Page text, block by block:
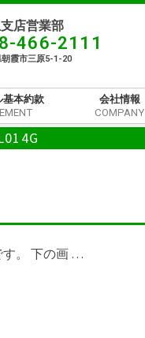
店営業部
466-2111
朝霞市三原5-1-20
基本約款
会社情報
COMPANY
す。 下の画 …